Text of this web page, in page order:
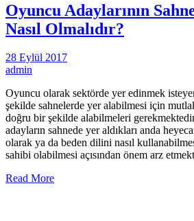
Oyuncu Adaylarının
Nasıl Olmalıdır?
28 Eylül 2017
admin
Oyuncu olarak sektörde yer edinmek
şekilde sahnelerde yer alabilmesi için
doğru bir şekilde alabilmeleri
adayların sahnede yer aldıkları anda
olarak ya da beden dilini nasıl
sahibi olabilmesi açısından önem arz
Read More